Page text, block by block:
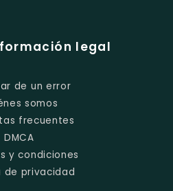
legal
de un error
somos
frecuentes
DMCA
y condiciones
de privacidad